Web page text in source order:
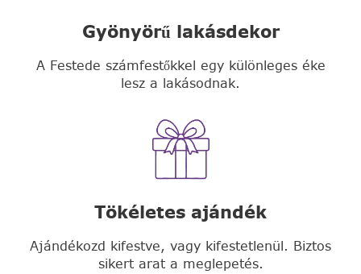
Gyönyörű lakásdekor
A Festede számfestőkkel egy különleges éke
lesz a lakásodnak.
Tökéletes ajándék
Ajándékozd kifestve, vagy kifestetlenül. Biztos
sikert arat a meglepetés.